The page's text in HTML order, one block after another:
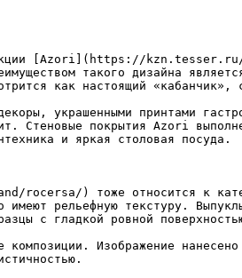
[Azori](https://
такого дизайна
как настоящий «кабанчик»,
украшенными принтами
Стеновые покрытия Azori
и яркая столовая посуда.
) тоже относится к
рельефную текстуру.
с гладкой ровной
Изображение